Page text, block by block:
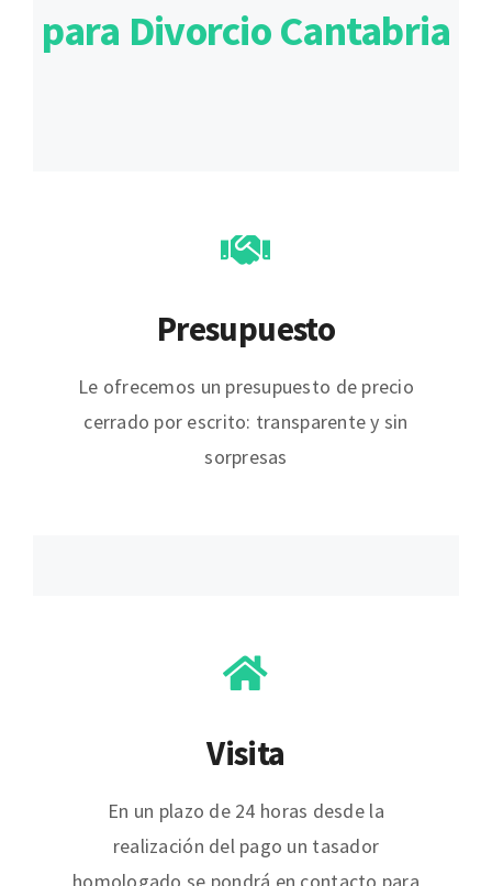
para Divorcio Cantabria
Presupuesto
Le ofrecemos un presupuesto de precio
cerrado por escrito: transparente y sin
sorpresas
Visita
En un plazo de 24 horas desde la
realización del pago un tasador